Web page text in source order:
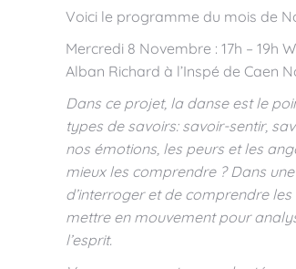
Voici le programme du mois de
Mercredi 8 Novembre : 17h –
Alban Richard à l’Inspé de Caen
Dans ce projet, la danse est le
types de savoirs: savoir-sentir,
nos émotions, les peurs et les
mieux les comprendre ? Dans
d’interroger et de comprendre
mettre en mouvement pour
l’esprit.